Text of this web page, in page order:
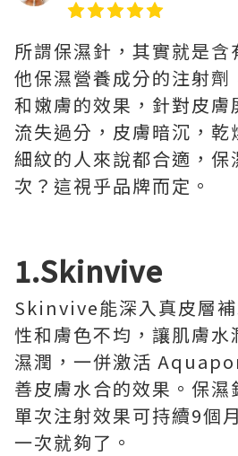
所謂保濕針，其實就是含
他保濕營養成分的注射劑
和嫩膚的效果，針對皮膚
流失過分，皮膚暗沉，乾
細紋的人來說都合適，保
次？這視乎品牌而定。
1.Skinvive
Skinvive能深入真皮層
性和膚色不均，讓肌膚水
濕潤，一併激活
善皮膚水合的效果。保濕
單次注射效果可持續9個
一次就夠了。